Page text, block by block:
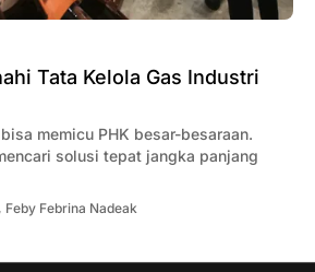
Tata Kelola Gas Industri
memicu PHK besar-besaraan.
solusi tepat jangka panjang
, Feby Febrina Nadeak